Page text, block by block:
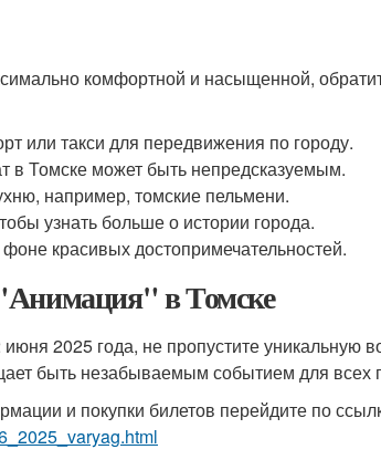
комфортной и насыщенной,
или такси для передвижения по городу.
в Томске может быть непредсказуемым.
например, томские пельмени.
узнать больше о истории города.
красивых достопримечательностей.
в Томске
2025 года, не пропустите уникальную
быть незабываемым событием для всех
и покупки билетов перейдите по